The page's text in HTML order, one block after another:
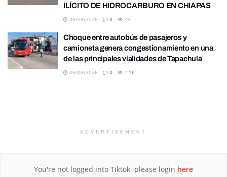
ILÍCITO DE HIDROCARBURO EN CHIAPAS
05/08/2026 0 2K
Choque entre autobús de pasajeros y
camioneta genera congestionamiento en una
de las principales vialidades de Tapachula
05/08/2026 0 2.1K
ADVERTISEMENT
You're not logged into Tiktok, please login here